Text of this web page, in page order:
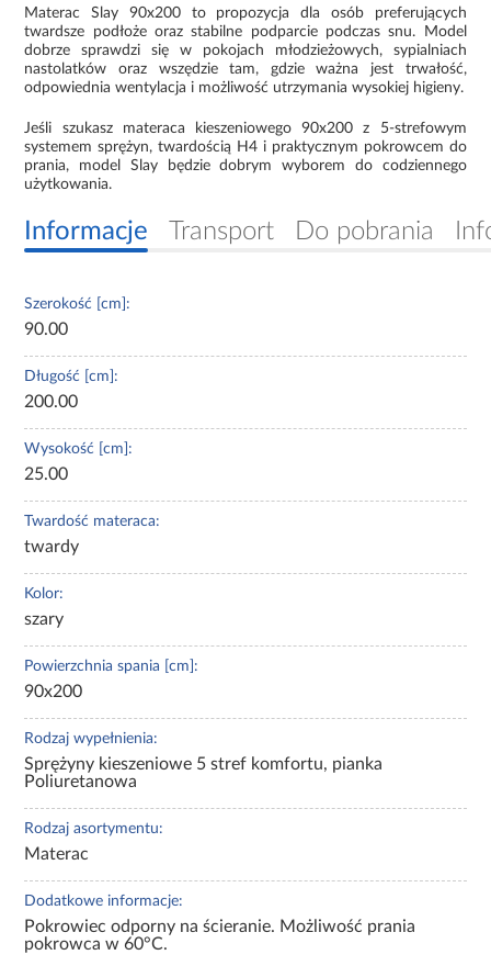
Materac Slay 90x200 to propozycja dla osób preferujących
twardsze podłoże oraz stabilne podparcie podczas snu. Model
dobrze sprawdzi się w pokojach młodzieżowych, sypialniach
nastolatków oraz wszędzie tam, gdzie ważna jest trwałość,
odpowiednia wentylacja i możliwość utrzymania wysokiej higieny.
Jeśli szukasz materaca kieszeniowego 90x200 z 5-strefowym
systemem sprężyn, twardością H4 i praktycznym pokrowcem do
prania, model Slay będzie dobrym wyborem do codziennego
użytkowania.
Informacje Transport Do pobrania
Szerokość [cm]:
90.00
Długość [cm]:
200.00
Wysokość [cm]:
25.00
Twardość materaca:
twardy
Kolor:
szary
Powierzchnia spania [cm]:
90x200
Rodzaj wypełnienia:
Sprężyny kieszeniowe 5 stref komfortu, pianka
Poliuretanowa
Rodzaj asortymentu:
Materac
Dodatkowe informacje:
Pokrowiec odporny na ścieranie. Możliwość prania
pokrowca w 60°C.